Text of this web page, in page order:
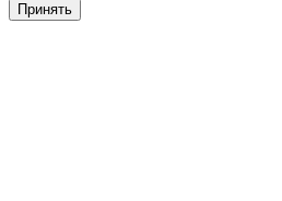
Принять